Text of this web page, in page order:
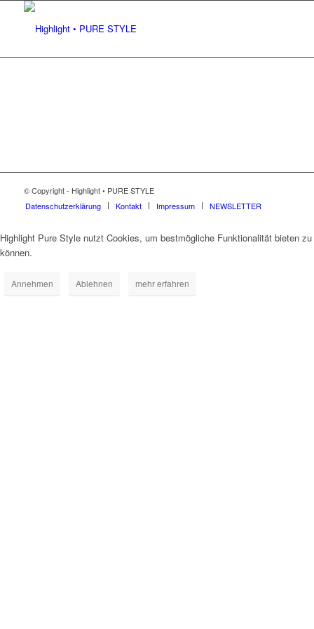
© Copyright - Highlight • PURE STYLE
Datenschutzerklärung
Kontakt Impressum NEWSLETTER
Highlight Pure Style nutzt Cookies, um bestmögliche Funktionalität bieten zu
können.
Annehmen Ablehnen mehr erfahren